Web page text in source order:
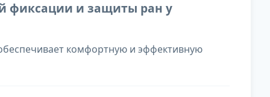
фиксации и защиты ран у
комфортную и эффективную